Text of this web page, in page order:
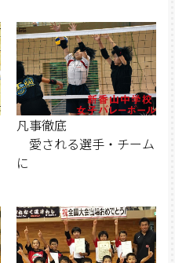
凡事徹底
愛される選手・チーム
に